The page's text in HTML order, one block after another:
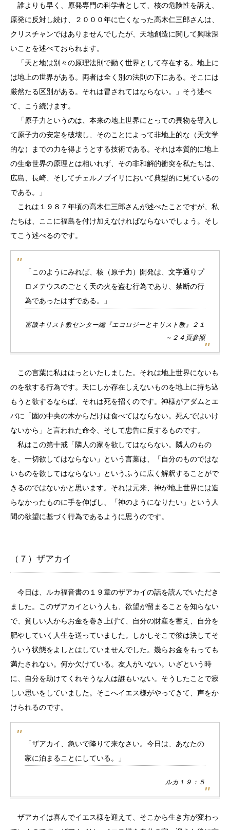
誰よりも早く、原発専門の科学者として、核の危険性を訴え、
原発に反対し続け、２０００年に亡くなった高木仁三郎さんは、
クリスチャンではありませんでしたが、天地創造に関して興味深
いことを述べておられます。
「天と地は別々の原理法則で動く世界として存在する。地上に
は地上の世界がある。両者は全く別の法則の下にある。そこには
厳然たる区別がある。それは冒されてはならない。」そう述べ
て、こう続けます。
「原子力というのは、本来の地上世界にとっての異物を導入し
て原子力の安定を破壊し、そのことによって非地上的な（天文学
的な）までの力を得ようとする技術である。それは本質的に地上
の生命世界の原理とは相いれず、その非和解的衝突を私たちは、
広島、長崎、そしてチェルノブイリにおいて典型的に見ているの
である。」
これは１９８７年頃の高木仁三郎さんが述べたことですが、私
たちは、ここに福島を付け加えなければならないでしょう。そし
てこう述べるのです。
「このようにみれば、核（原子力）開発は、文字通りプ
ロメテウスのごとく天の火を盗む行為であり、禁断の行
為であったはずである。」
富阪キリスト教センター編『エコロジーとキリスト教』２１
～２４頁参照
この言葉に私ははっといたしました。それは地上世界にないも
のを欲する行為です。天にしか存在しえないものを地上に持ち込
もうと欲するならば、それは死を招くのです。神様がアダムとエ
バに「園の中央の木からだけは食べてはならない。死んではいけ
ないから」と言われた命令、そして忠告に反するものです。
私はこの第十戒「隣人の家を欲してはならない。隣人のもの
を、一切欲してはならない」という言葉は、「自分のものではな
いものを欲してはならない」というふうに広く解釈することがで
きるのではないかと思います。それは元来、神が地上世界には造
らなかったものに手を伸ばし、「神のようになりたい」という人
間の欲望に基づく行為であるように思うのです。
（７）ザアカイ
今日は、ルカ福音書の１９章のザアカイの話を読んでいただき
ました。このザアカイという人も、欲望が留まることを知らない
で、貧しい人からお金を巻き上げて、自分の財産を蓄え、自分を
肥やしていく人生を送っていました。しかしそこで彼は決してそ
ういう状態をよしとはしていませんでした。幾らお金をもっても
満たされない。何か欠けている。友人がいない。いざという時
に、自分を助けてくれそうな人は誰もいない。そうしたことで寂
しい思いをしていました。そこへイエス様がやってきて、声をか
けられるのです。
「ザアカイ、急いで降りて来なさい。今日は、あなたの
家に泊まることにしている。」
ルカ１９：５
ザアカイは喜んでイエス様を迎えて、そこから生き方が変わっ